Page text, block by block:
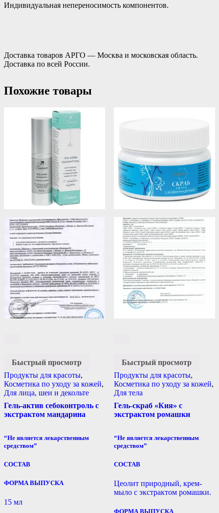
Индивидуальная непереносимость компонентов.
Доставка товаров АРГО — Москва и московская область.
Доставка по всей России.
Похожие товары
Быстрый просмотр
Продукты для красоты,
Косметика по уходу за кожей,
Для лица, шеи и декольте
Гель-актив себоконтроль с
экстрактом мандарина
“Не является лекарственным
средством”
СОСТАВ
ФОРМА ВЫПУСКА
15 мл
Быстрый просмотр
Продукты для красоты,
Косметика по уходу за кожей,
Для тела
Гель-скраб «Кия» с
экстрактом ромашки
“Не является лекарственным
средством”
СОСТАВ
Цеолит природный, крем-
мыло с экстрактом ромашки.
ФОРМА ВЫПУСКА